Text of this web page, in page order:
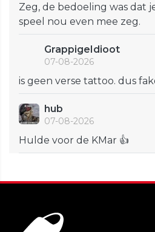
Zeg, de bedoeling was dat
speel nou even mee zeg.
GrappigeIdioot
07-08-2026
is geen verse tattoo. dus
hub
07-08-2026
Hulde voor de KMar 👍